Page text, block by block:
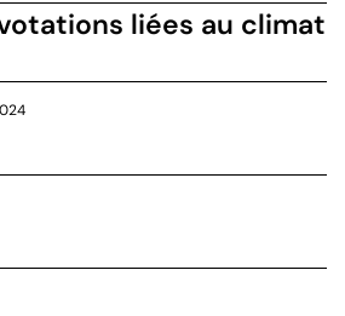
liées au climat